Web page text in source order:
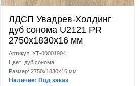
ЛДСП Увадрев-Холдинг
дуб сонома U2121 PR
2750x1830x16 мм
Артикул: УТ-00001904
Цвет: дуб сонома
Размер: 2750x1830x16 мм
Наличие: Под заказ